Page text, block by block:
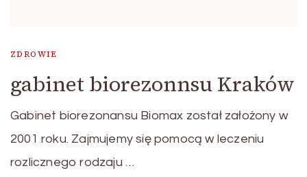
ZDROWIE
gabinet biorezonnsu Kraków
Gabinet biorezonansu Biomax został założony w
2001 roku. Zajmujemy się pomocą w leczeniu
rozlicznego rodzaju …